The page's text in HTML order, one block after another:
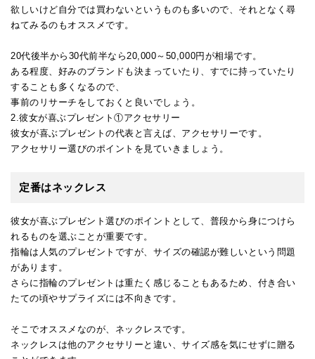
欲しいけど自分では買わないというものも多いので、それとなく尋
ねてみるのもオススメです。
20代後半から30代前半なら20,000～50,000円が相場です。
ある程度、好みのブランドも決まっていたり、すでに持っていたり
することも多くなるので、
事前のリサーチをしておくと良いでしょう。
2.彼女が喜ぶプレゼント①アクセサリー
彼女が喜ぶプレゼントの代表と言えば、アクセサリーです。
アクセサリー選びのポイントを見ていきましょう。
定番はネックレス
彼女が喜ぶプレゼント選びのポイントとして、普段から身につけら
れるものを選ぶことが重要です。
指輪は人気のプレゼントですが、サイズの確認が難しいという問題
があります。
さらに指輪のプレゼントは重たく感じることもあるため、付き合い
たての頃やサプライズには不向きです。
そこでオススメなのが、ネックレスです。
ネックレスは他のアクセサリーと違い、サイズ感を気にせずに贈る